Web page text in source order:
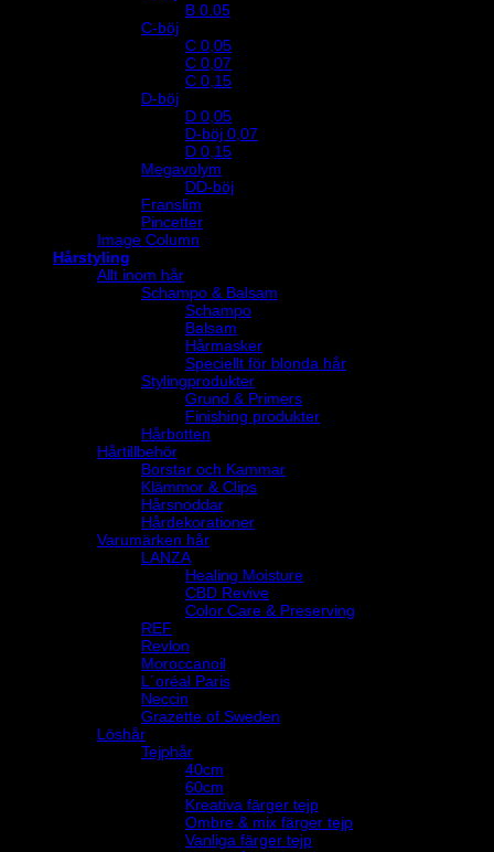
B 0.05
C-böj
C 0,05
C 0,07
C 0,15
D-böj
D 0,05
D-böj 0,07
D 0,15
Megavolym
DD-böj
Franslim
Pincetter
Image Column
Hårstyling
Allt inom hår
Schampo & Balsam
Schampo
Balsam
Hårmasker
Speciellt för blonda hår
Stylingprodukter
Grund & Primers
Finishing produkter
Hårbotten
Hårtillbehör
Borstar och Kammar
Klämmor & Clips
Hårsnoddar
Hårdekorationer
Varumärken hår
LANZA
Healing Moisture
CBD Revive
Color Care & Preserving
REF
Revlon
Moroccanoil
L´oréal Paris
Neccin
Grazette of Sweden
Löshår
Tejphår
40cm
60cm
Kreativa färger tejp
Ombre & mix färger tejp
Vanliga färger tejp